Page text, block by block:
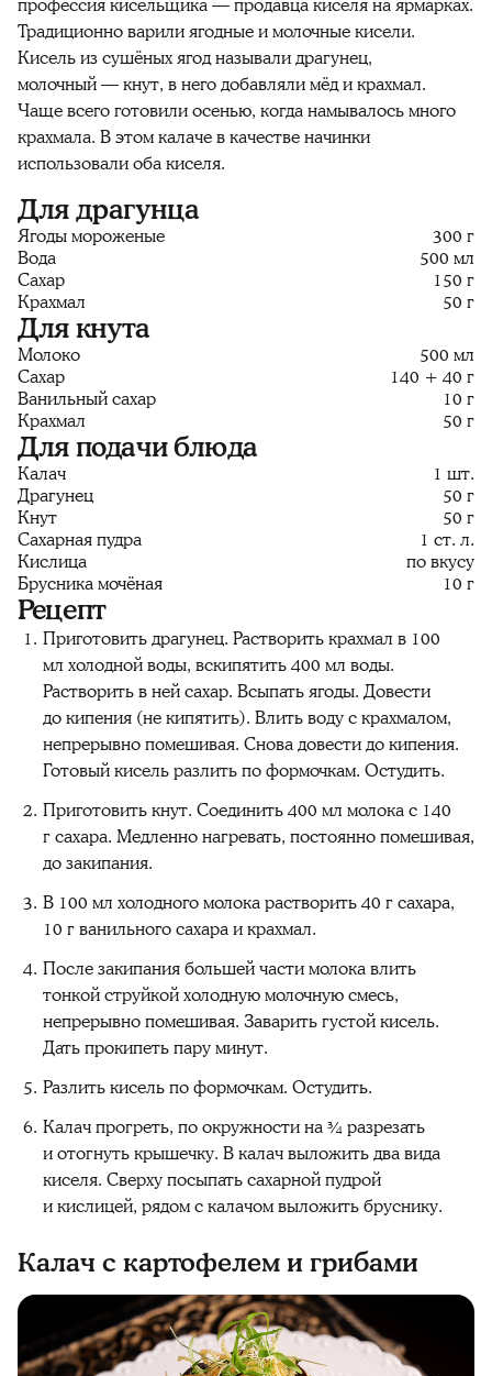
профессия кисельщика — продавца киселя на ярмарках.
Традиционно варили ягодные и молочные кисели.
Кисель из сушёных ягод называли драгунец,
молочный — кнут, в него добавляли мёд и крахмал.
Чаще всего готовили осенью, когда намывалось много
крахмала. В этом калаче в качестве начинки
использовали оба киселя.
Для драгунца
Ягоды мороженые
300 г
Вода
500 мл
Сахар
150 г
Крахмал
50 г
Для кнута
Молоко
500 мл
Сахар
140 + 40 г
Ванильный сахар
10 г
Крахмал
50 г
Для подачи блюда
Калач
1 шт.
Драгунец
50 г
Кнут
50 г
Сахарная пудра
1 ст. л.
Кислица
по вкусу
Брусника мочёная
10 г
Рецепт
Приготовить драгунец. Растворить крахмал в 100
мл холодной воды, вскипятить 400 мл воды.
Растворить в ней сахар. Всыпать ягоды. Довести
до кипения (не кипятить). Влить воду с крахмалом,
непрерывно помешивая. Снова довести до кипения.
Готовый кисель разлить по формочкам. Остудить.
Приготовить кнут. Соединить 400 мл молока с 140
г сахара. Медленно нагревать, постоянно помешивая,
до закипания.
В 100 мл холодного молока растворить 40 г сахара,
10 г ванильного сахара и крахмал.
После закипания большей части молока влить
тонкой струйкой холодную молочную смесь,
непрерывно помешивая. Заварить густой кисель.
Дать прокипеть пару минут.
Разлить кисель по формочкам. Остудить.
Калач прогреть, по окружности на ¾ разрезать
и отогнуть крышечку. В калач выложить два вида
киселя. Сверху посыпать сахарной пудрой
и кислицей, рядом с калачом выложить бруснику.
Калач с картофелем и грибами